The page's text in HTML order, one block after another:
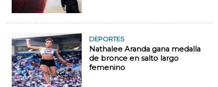
DEPORTES
Nathalee Aranda gana medalla
de bronce en salto largo
femenino